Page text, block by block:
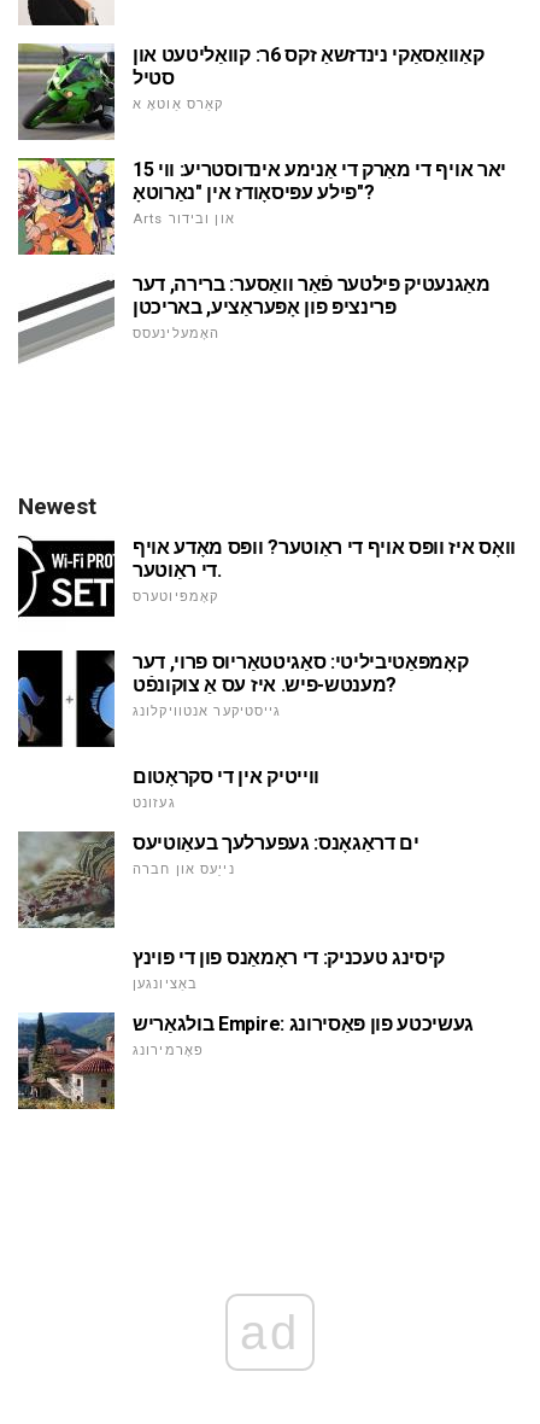
קאַוואַסאַקי נינדזשאַ זקס 6ר: קוואַליטעט און
סטיל
קאַרס אַוטאָ א
15 יאר אויף די מאַרק די אַנימע אינדוסטריע: ווי
פילע עפּיסאָודז אין "נאַרוטאָ"?
Arts און ובידור
מאַגנעטיק פילטער פֿאַר וואַסער: ברירה, דער
פּרינציפּ פון אָפּעראַציע, באריכטן
האָמעלינעסס
Newest
וואָס איז וופּס אויף די ראַוטער? וופּס מאָדע אויף
די ראַוטער.
קאָמפּיוטערס
קאָמפּאַטיביליטי: סאַגיטטאַריוס פרוי, דער
מענטש-פיש. איז עס אַ צוקונפֿט?
גייסטיקער אנטוויקלונג
ווייטיק אין די סקראָטום
געזונט
ים דראַגאָנס: געפערלעך בעאַוטיעס
נייַעס און חברה
קיסינג טעכניק: די ראָמאַנס פון די פּוינץ
באַציונגען
בולגאַריש Empire: געשיכטע פון פּאַסירונג
פאָרמירונג
ad